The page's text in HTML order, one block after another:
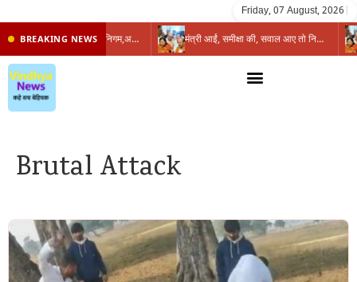
Friday, 07 August, 2026
BREAKING NEWS प्रभारी मंत्री के निशाने पर नगर निगम,अफसरों को 10 दिन का अल्टीमेटम,नहीं होगी कार्रवाई, महापौर-आयुक्त के बीच सौहार्दहीनता पर मंत्री ने उठाए सवाल मंत्री आईं, समीक्षा की, सवाल आए तो निकल गईं – खाली जयंत चौंकीं पर नहीं दिया जवाब
Brutal Attack